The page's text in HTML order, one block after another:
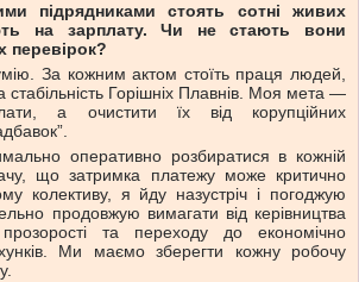
підрядниками стоять сотні живих
на зарплату. Чи не стають вони
перевірок?
За кожним актом стоїть праця людей,
стабільність Горішніх Плавнів. Моя мета —
а очистити їх від корупційних
оперативно розбиратися в кожній
що затримка платежу може критично
колективу, я йду назустріч і погоджую
продовжую вимагати від керівництва
та переходу до економічно
Ми маємо зберегти кожну робочу